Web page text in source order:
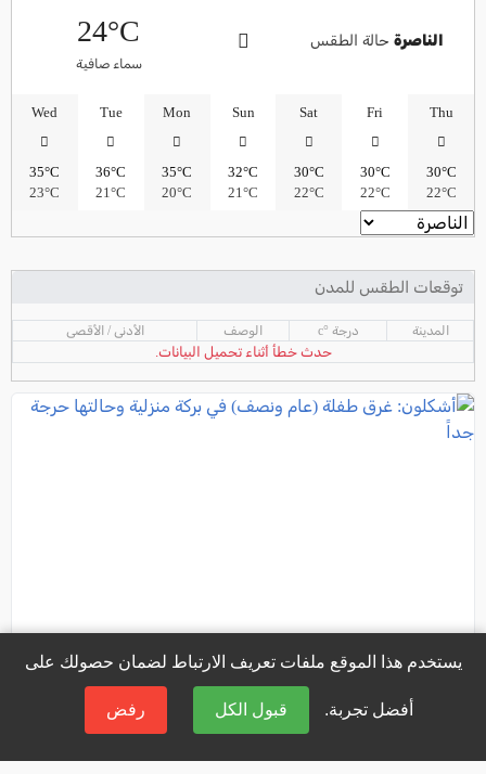
الناصرةحالة الطقس 24°C
سماء صافية
Thu
30°C
22°C
Fri
30°C
22°C
Sat
30°C
22°C
Sun
32°C
21°C
Mon
35°C
20°C
Tue
36°C
21°C
Wed
35°C
23°C
توقعات الطقس للمدن
المدينة درجة °c الوصف الأدنى / الأقصى
حدث خطأ أثناء تحميل البيانات.
يستخدم هذا الموقع ملفات تعريف الارتباط لضمان حصولك على
أفضل تجربة. قبول الكل رفض